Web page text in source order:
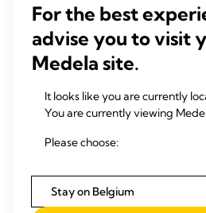
naissance pour garantir une prise
positionnement optimaux. Nous
ce que les sages-femmes libérales
rigoureux après la sortie de
identifier précocement les mères à
garantir un soutien immédiat et
For the best
advise you to visit
Medela site.
It looks like you are currently
You are currently viewing
Please choose:
Stay on Belgium